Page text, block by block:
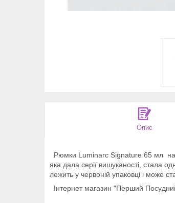
Опис
Рюмки Luminarc Signature 65 мл
яка дала серії вишуканості, стала
лежить у червоній упаковці і може
Інтернет магазин "Перший